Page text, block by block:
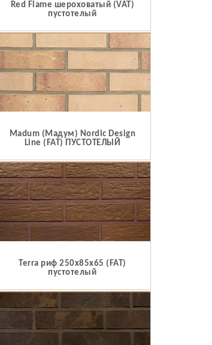
Red Flame шероховатый (VAT)
пустотелый
Madum (Мадум) Nordic Design
Line (FAT) ПУСТОТЕЛЫЙ
Terra риф 250x85x65 (FAT)
пустотелый